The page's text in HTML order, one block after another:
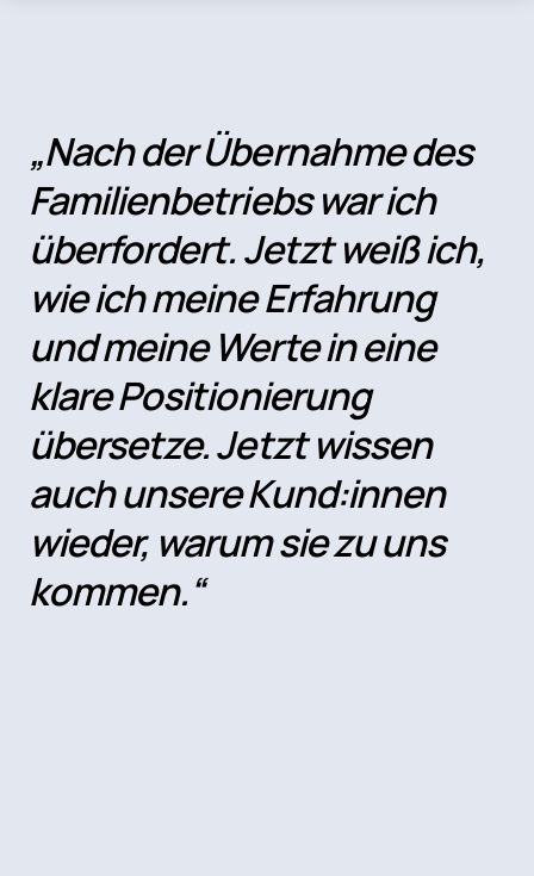
„Nach der Übernahme des
Familienbetriebs war ich
überfordert. Jetzt weiß ich,
wie ich meine Erfahrung
und meine Werte in eine
klare Positionierung
übersetze. Jetzt wissen
auch unsere Kund:innen
wieder, warum sie zu uns
kommen.“